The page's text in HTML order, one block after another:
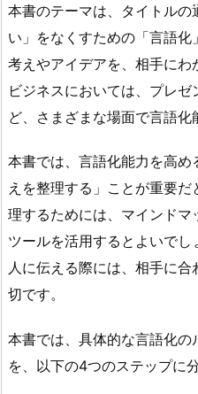
本書のテーマは、タイトル
い」をなくすための「言語
考えやアイデアを、相手にわ
ビジネスにおいては、プレ
ど、さまざまな場面で言語化
本書では、言語化能力を高
えを整理する」ことが重要
理するためには、マインド
ツールを活用するとよいで
人に伝える際には、相手に
切です。
本書では、具体的な言語化
を、以下の4つのステップに